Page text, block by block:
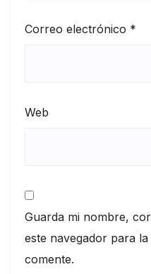
Correo electrónico *
Web
Guarda mi nombre,
este navegador para
comente.